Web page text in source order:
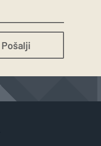
Pošalji